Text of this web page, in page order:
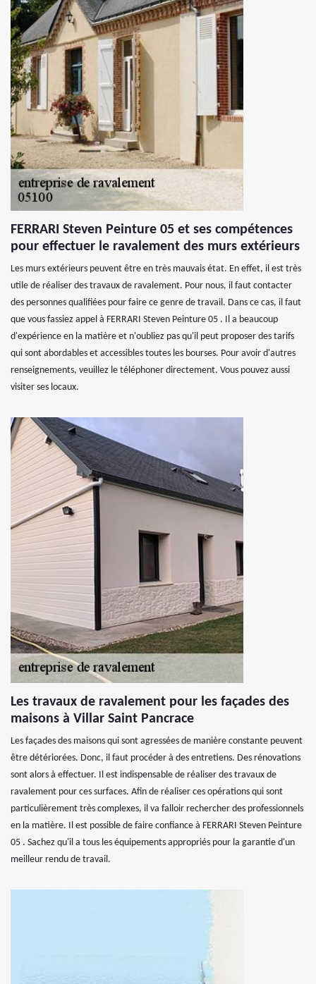
FERRARI Steven Peinture 05 et ses compétences
pour effectuer le ravalement des murs extérieurs
Les murs extérieurs peuvent être en très mauvais état. En effet, il est très
utile de réaliser des travaux de ravalement. Pour nous, il faut contacter
des personnes qualifiées pour faire ce genre de travail. Dans ce cas, il faut
que vous fassiez appel à FERRARI Steven Peinture 05 . Il a beaucoup
d'expérience en la matière et n'oubliez pas qu'il peut proposer des tarifs
qui sont abordables et accessibles toutes les bourses. Pour avoir d'autres
renseignements, veuillez le téléphoner directement. Vous pouvez aussi
visiter ses locaux.
Les travaux de ravalement pour les façades des
maisons à Villar Saint Pancrace
Les façades des maisons qui sont agressées de manière constante peuvent
être détériorées. Donc, il faut procéder à des entretiens. Des rénovations
sont alors à effectuer. Il est indispensable de réaliser des travaux de
ravalement pour ces surfaces. Afin de réaliser ces opérations qui sont
particulièrement très complexes, il va falloir rechercher des professionnels
en la matière. Il est possible de faire confiance à FERRARI Steven Peinture
05 . Sachez qu'il a tous les équipements appropriés pour la garantie d'un
meilleur rendu de travail.